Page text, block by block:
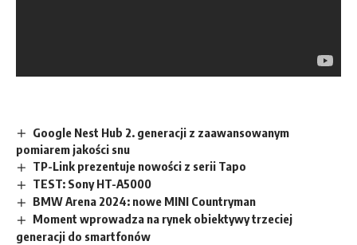
Google Nest Hub 2. generacji z zaawansowanym
pomiarem jakości snu
TP-Link prezentuje nowości z serii Tapo
TEST: Sony HT-A5000
BMW Arena 2024: nowe MINI Countryman
Moment wprowadza na rynek obiektywy trzeciej
generacji do smartfonów